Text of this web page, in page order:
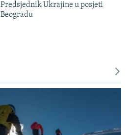
Predsjednik Ukrajine u posjeti
Beogradu